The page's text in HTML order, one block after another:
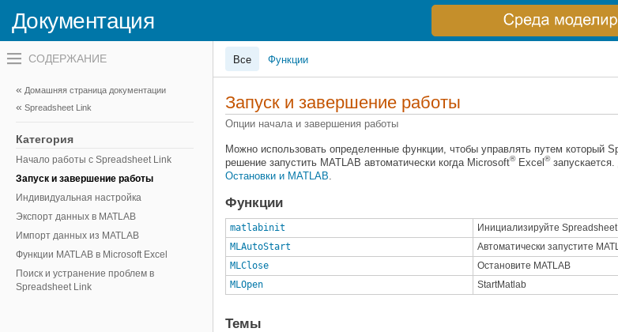
Документация
Переключатель
навигационного
вне
холста
переключатель
меню
вне
холста
Домашняя страница документации
Spreadsheet Link
Категория
Начало работы с Spreadsheet Link
Запуск и завершение работы
Индивидуальная настройка
Экспорт данных в MATLAB
Импорт данных из MATLAB
Функции MATLAB в Microsoft Excel
Поиск и устранение проблем в
Spreadsheet Link
Все Функции
Запуск и завершение работы
Опции начала и завершения работы
Можно использовать определенные функции, чтобы управлять путем который
решение запустить MATLAB автоматически когда Microsoft®Excel ®
Остановки и MATLAB.
Функции
matlabinit Инициализируйте
MLAutoStart
Автоматически запустите
MLClose
Остановите MATLAB
MLOpen
StartMatlab
Темы